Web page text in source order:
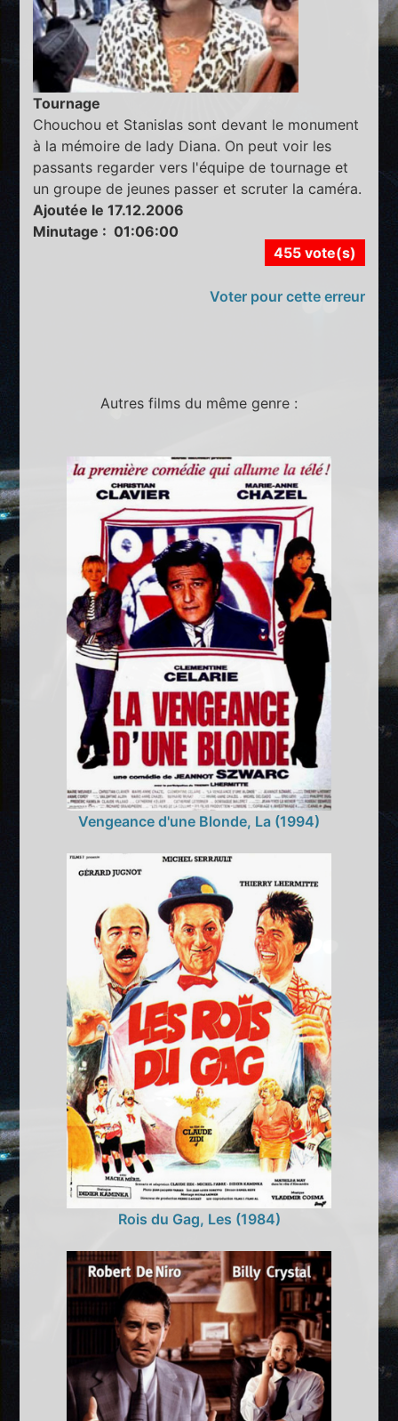
Tournage
Chouchou et Stanislas sont devant le monument
à la mémoire de lady Diana. On peut voir les
passants regarder vers l'équipe de tournage et
un groupe de jeunes passer et scruter la caméra.
Ajoutée le 17.12.2006
Minutage : 01:06:00
455 vote(s)
Voter pour cette erreur
Autres films du même genre :
Vengeance d'une Blonde, La (1994)
Rois du Gag, Les (1984)